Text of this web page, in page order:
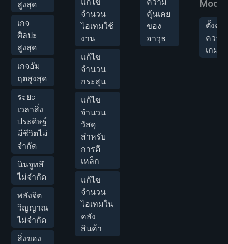
สูงสุด
เกจ
ศิลปะ
สูงสุด
เกจอัม
ฤตสูงสุด
ระยะ
เวลาสิ่ง
ประดิษฐ์
มีชีวิตไม่
จำกัด
นินจูทสึ
ไม่จำกัด
พลังจิต
วิญญาณ
ไม่จำกัด
สิ่งของ
จำนวน
ไอเทมใช้
งาน
แก้ไข
จำนวน
กระสุน
แก้ไข
จำนวน
วัสดุ
สำหรับ
การตี
เหล็ก
แก้ไข
จำนวน
ไอเทมใน
คลัง
สินค้า
คุ้นเคย
ของ
อาวุธ
Mod เ
ตั้งค่า
ความ
เกมส์